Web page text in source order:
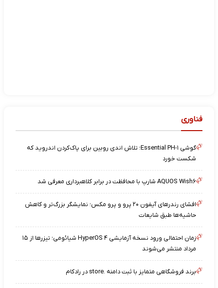
فناوری
گوشی Essential PH-۱؛ تلاش اندی روبین برای پاک‌کردن اندروید که
شکست خورد
AQUOS Wish۶ شارپ با محافظت در برابر کلاهبرداری معرفی شد
افشای رندرهای آیفون ۲۰ پرو و پرو مکس؛ نمایشگر بزرگ‌تر و کاهش
حاشیه‌ها طبق شایعات
زمان احتمالی ورود نسخه آزمایشی HyperOS ۴ شیائومی؛ تیزرها از ۱۵
مرداد منتشر می‌شوند
برند فروشگاهی متمایز با ثبت دامنه .store در رادکام